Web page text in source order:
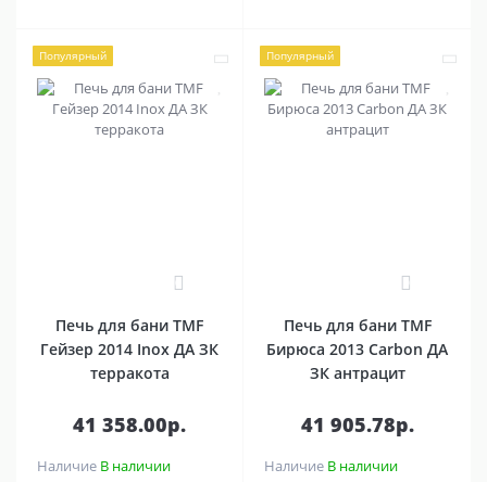
Популярный
0
Печь для бани TMF
Гейзер 2014 Inox ДА ЗК
терракота
41 358.00р.
Наличие В наличии
Популярный
0
Печь для бани TMF
Бирюса 2013 Carbon ДА
ЗК антрацит
41 905.78р.
Наличие В наличии